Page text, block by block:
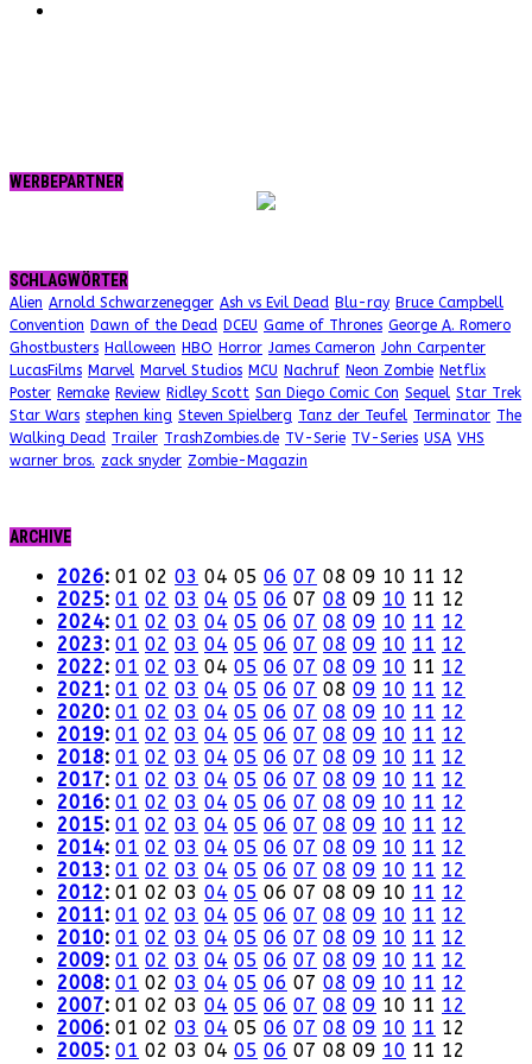
WERBEPARTNER
SCHLAGWÖRTER
Alien Arnold Schwarzenegger Ash vs Evil Dead Blu-ray Bruce Campbell
Convention Dawn of the Dead DCEU Game of Thrones George A. Romero
Ghostbusters Halloween HBO Horror James Cameron John Carpenter
LucasFilms Marvel Marvel Studios MCU Nachruf Neon Zombie Netflix
Poster Remake Review Ridley Scott San Diego Comic Con Sequel Star Trek
Star Wars stephen king Steven Spielberg Tanz der Teufel Terminator The
Walking Dead Trailer TrashZombies.de TV-Serie TV-Series USA VHS
warner bros. zack snyder Zombie-Magazin
ARCHIVE
2026: 01 02 03 04 05 06 07 08 09 10 11 12
2025: 01 02 03 04 05 06 07 08 09 10 11 12
2024: 01 02 03 04 05 06 07 08 09 10 11 12
2023: 01 02 03 04 05 06 07 08 09 10 11 12
2022: 01 02 03 04 05 06 07 08 09 10 11 12
2021: 01 02 03 04 05 06 07 08 09 10 11 12
2020: 01 02 03 04 05 06 07 08 09 10 11 12
2019: 01 02 03 04 05 06 07 08 09 10 11 12
2018: 01 02 03 04 05 06 07 08 09 10 11 12
2017: 01 02 03 04 05 06 07 08 09 10 11 12
2016: 01 02 03 04 05 06 07 08 09 10 11 12
2015: 01 02 03 04 05 06 07 08 09 10 11 12
2014: 01 02 03 04 05 06 07 08 09 10 11 12
2013: 01 02 03 04 05 06 07 08 09 10 11 12
2012: 01 02 03 04 05 06 07 08 09 10 11 12
2011: 01 02 03 04 05 06 07 08 09 10 11 12
2010: 01 02 03 04 05 06 07 08 09 10 11 12
2009: 01 02 03 04 05 06 07 08 09 10 11 12
2008: 01 02 03 04 05 06 07 08 09 10 11 12
2007: 01 02 03 04 05 06 07 08 09 10 11 12
2006: 01 02 03 04 05 06 07 08 09 10 11 12
2005: 01 02 03 04 05 06 07 08 09 10 11 12